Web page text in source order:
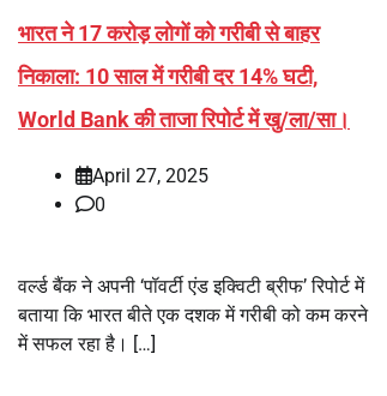
भारत ने 17 करोड़ लोगों को गरीबी से बाहर
निकाला: 10 साल में गरीबी दर 14% घटी,
World Bank की ताजा रिपोर्ट में खु/ला/सा।
April 27, 2025
0
वर्ल्ड बैंक ने अपनी ‘पॉवर्टी एंड इक्विटी ब्रीफ’ रिपोर्ट में
बताया कि भारत बीते एक दशक में गरीबी को कम करने
में सफल रहा है। […]